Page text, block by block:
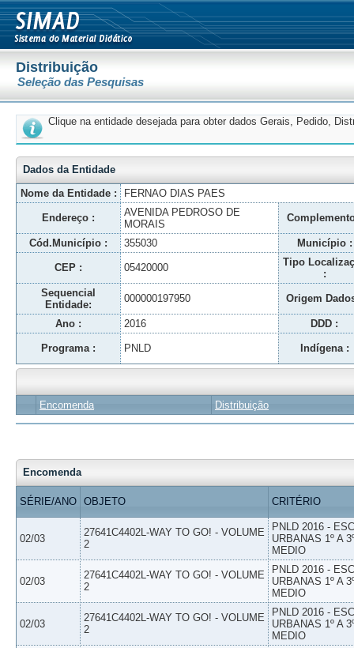
Distribuição
Seleção das Pesquisas
Clique na entidade desejada para obter dados Gerais, Pedido,
Dados da Entidade
Nome da Entidade :
FERNAO DIAS PAES
Endereço :
AVENIDA PEDROSO DE
MORAIS
Cód.Município : 355030 Município :
CEP : 05420000
Tipo
:
Sequencial
Entidade:
000000197950 Origem
Ano : 2016 DDD :
Programa : PNLD Indígena :
Encomenda Distribuição
Encomenda
SÉRIE/ANO OBJETO CRITÉRIO
02/03
27641C4402L-WAY TO GO! - VOLUME
2
PNLD 2016 -
URBANAS 1º A
MEDIO
02/03
27641C4402L-WAY TO GO! - VOLUME
2
PNLD 2016 -
URBANAS 1º A
MEDIO
02/03
27641C4402L-WAY TO GO! - VOLUME
2
PNLD 2016 -
URBANAS 1º A
MEDIO